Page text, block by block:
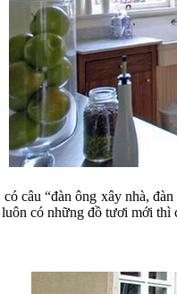
câu “đàn ông xây nhà,
có những đồ tươi mới thì